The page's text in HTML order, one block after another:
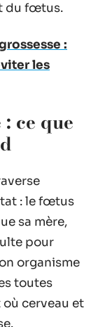
du fœtus.
:
les
ce que
: le fœtus
sa mère,
pour
organisme
toutes
où cerveau et